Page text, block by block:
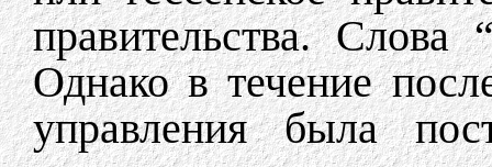
правительства.
Однако в течение
управления была